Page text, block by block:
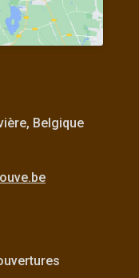
Belgique